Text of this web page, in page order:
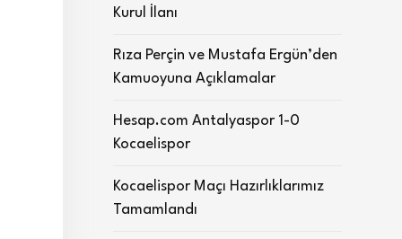
Kurul İlanı
Rıza Perçin ve Mustafa Ergün’den
Kamuoyuna Açıklamalar
Hesap.com Antalyaspor 1-0
Kocaelispor
Kocaelispor Maçı Hazırlıklarımız
Tamamlandı